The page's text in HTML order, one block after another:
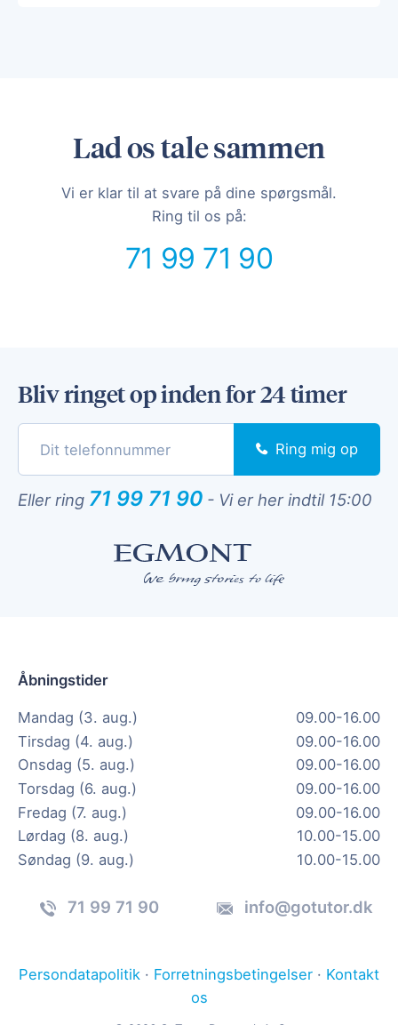
Lad os tale sammen
Vi er klar til at svare på dine spørgsmål.
Ring til os på:
71 99 71 90
Bliv ringet op inden for 24 timer
Ring mig op
Eller ring 71 99 71 90 - Vi er her indtil 15:00
Åbningstider
Mandag (3. aug.)
09.00-16.00
Tirsdag (4. aug.)
09.00-16.00
Onsdag (5. aug.)
09.00-16.00
Torsdag (6. aug.)
09.00-16.00
Fredag (7. aug.)
09.00-16.00
Lørdag (8. aug.)
10.00-15.00
Søndag (9. aug.)
10.00-15.00
71 99 71 90 info@gotutor.dk
Persondatapolitik · Forretningsbetingelser · Kontakt
os